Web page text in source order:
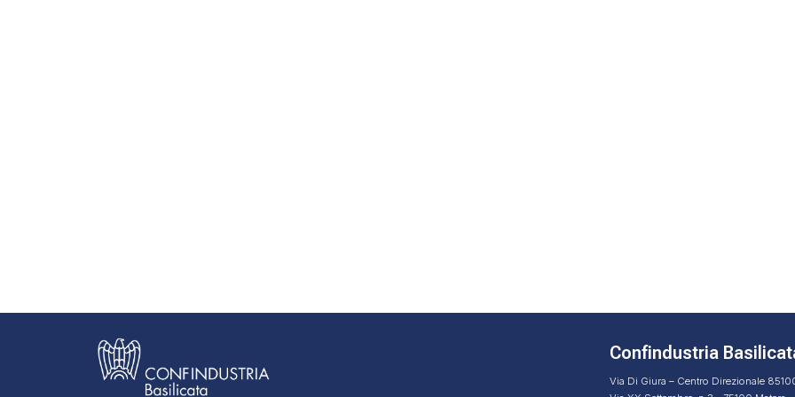
Confindustria
Via Di Giura – Centro Direzionale